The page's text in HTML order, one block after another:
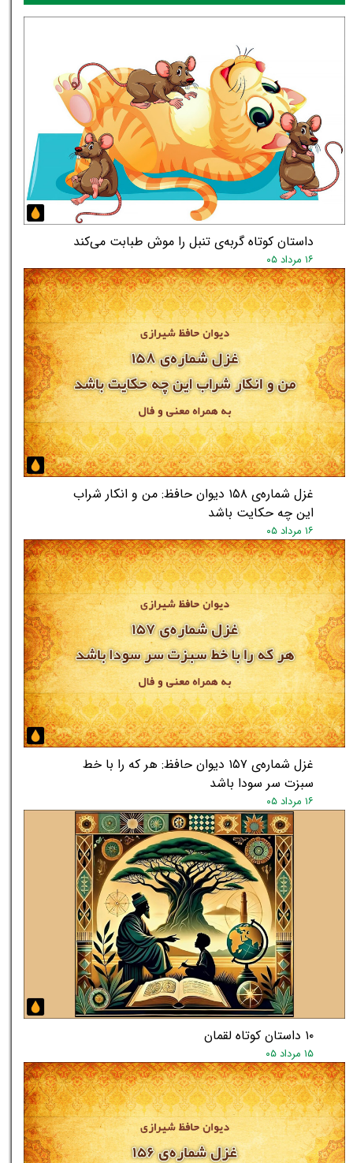
★★
داستان کوتاه گربه‌ی تنبل را موش طبابت می‌کند
۱۶ مرداد ۰۵
غزل شماره‌ی ۱۵۸ دیوان حافظ: من و انکار شراب
این چه حکایت باشد
۱۶ مرداد ۰۵
غزل شماره‌ی ۱۵۷ دیوان حافظ: هر که را با خط
سبزت سر سودا باشد
۱۶ مرداد ۰۵
۱۰ داستان کوتاه لقمان
۱۵ مرداد ۰۵